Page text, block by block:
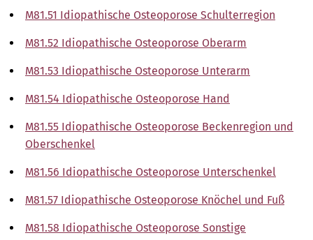
M81.51 Idiopathische Osteoporose Schulterregion
M81.52 Idiopathische Osteoporose Oberarm
M81.53 Idiopathische Osteoporose Unterarm
M81.54 Idiopathische Osteoporose Hand
M81.55 Idiopathische Osteoporose Beckenregion und
Oberschenkel
M81.56 Idiopathische Osteoporose Unterschenkel
M81.57 Idiopathische Osteoporose Knöchel und Fuß
M81.58 Idiopathische Osteoporose Sonstige